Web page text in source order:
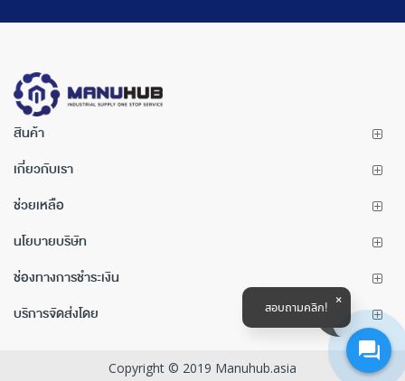
สินค้า
เกี่ยวกับเรา
ช่วยเหลือ
นโยบายบริษัท
ช่องทางการชำระเงิน
บริการจัดส่งโดย
Copyright © 2019 Manuhub.asia
สอบถามคลิก!